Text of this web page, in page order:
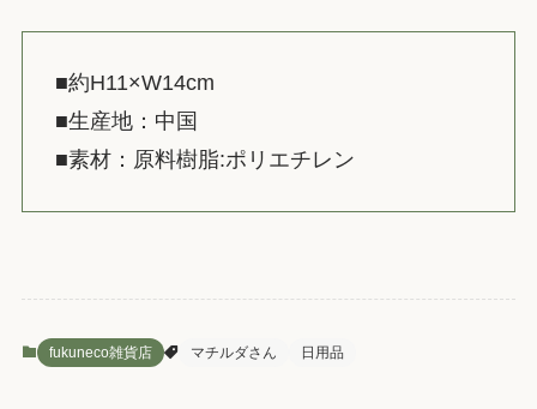
■約H11×W14cm
■生産地：中国
■素材：原料樹脂:ポリエチレン
fukuneco雑貨店 マチルダさん 日用品